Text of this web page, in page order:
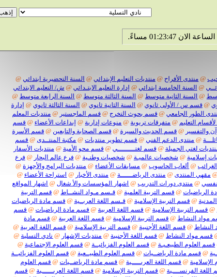
@منتدى الأفراح @منتديات التعليم الإبتدائي @ السنة التحضيرية ابتدائي @
@ السنة الخامسة ابتدائي @إدارة التعليم الابتـدائي @ش/ التعليم الابتدائي
@السنة الثانية متوسط @السنة الثالثة متوسط @السنة الرابعة متوسط @
قسم س / الأولى ثانوي @السنة الثانية ثانوي @السنة الثالثة ثانوي @إدارة
الطور الجامعي @قسم بحوث التخرج @قسم الماجستير @ منتديات المعلم
التعليم @متفرقات تربوية @منوعات إدارية @إبداعات الأعضاء @قسم
@ قسم الحديث والسيرة @قسم الصحابة والتابعين @قسم الأسرة
@منتدى الدعم الفني @قسم تطوير منتديات @مكتبة المنتــدى @قسم
لغتي الجميلة @قسم لغتـــــــــي @قسم محو الأمية @منتديات الأسفار
@شخصيات عالميـة @شخصيات وطنـية @فرع عالم البحار @ فرع
@ألعاب الحاسوب @مسابقات الأعضاء @منتديات البرامج والأجهزة @
المنتدى @منتدى الرياضــــــة @منتدى الأخبار @ استراحة الأعضاء @
@منتدى دورات التدريب @اشهار المؤسسات والأ شغال @اشهار المواقع
@قسم التربية العلمية @قـسم مـواد النشــاط @قسم التربية
@قسم التربية الإسلامية @قـسم اللغة العربــية @قسم مادة الرياضيات
التربية الإسلامية @قسم اللغة العربية @قسم مادة الرياضيات @قسم
النشاط @قسم التربية الإسلامية @قسم اللغة العربية @قسم مادة
@قسم اللغة الأجنبية @قسم التربية الإسلامية @قسم اللغة العربية @
مواد النشاط @قسم اللغة الأجنبية @منتديات الإشهار @ نادي التسلية @
العلوم الطبيعـيـة @قسم العلوم الفزيائيــة @قسم العلوم الإجتماعية @
قسم مادة الرياضــيات @قسم العلوم الطبيــعية @قسم العلوم الفزيائيــة
@قسم اللغة العربـــــية @قسم مادة الرياضــيات @قسم العلوم
الفرنســــية @قسم التربية الإسلامية @قسم اللغة العربــــــية @قسم